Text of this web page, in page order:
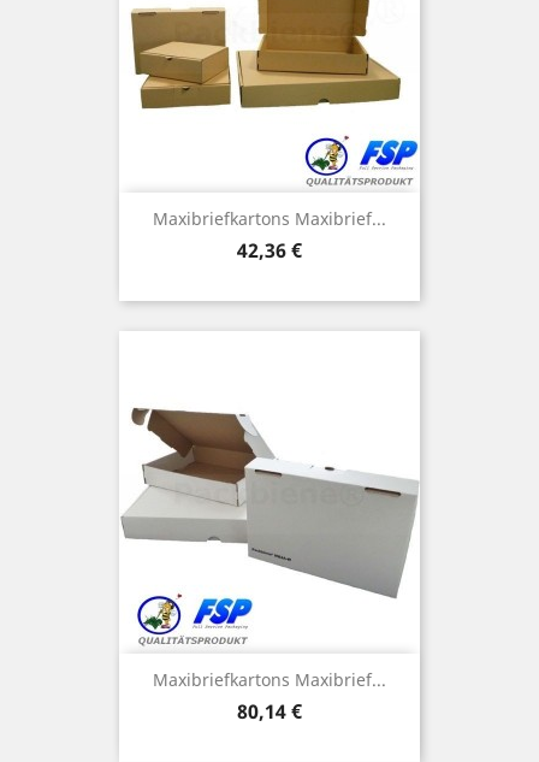
Maxibriefkartons Maxibrief...
Preis
42,36 €
Maxibriefkartons Maxibrief...
Preis
80,14 €